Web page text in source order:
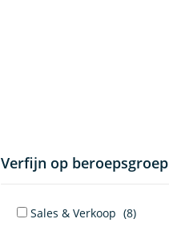
Verfijn op beroepsgroep
Sales & Verkoop (8)